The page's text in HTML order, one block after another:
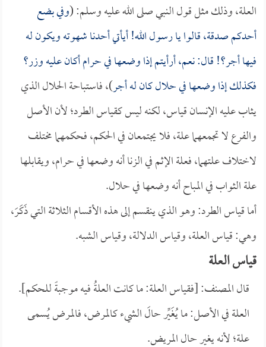
العلة، وذلك مثل قول النبي صلى الله عليه وسلم: (وفي بضع
أحدكم صدقة، قالوا يا رسول الله! أيأتي أحدنا شهوته ويكون له
فيها أجر؟! قال: نعم، أرأيتم إذا وضعها في حرام أكان عليه وزر؟
فكذلك إذا وضعها في حلال كان له أجر)، فاستباحة الحلال الذي
يثاب عليه الإنسان قياس، لكنه ليس كقياس الطرد؛ لأن الأصل
والفرع لا تجمعهما علة، فلا يجتمعان في الحكم، فحكمهما مختلف
لاختلاف علتهما، فعلة الإثم في الزنا أنه وضعها في حرام، ويقابلها
علة الثواب في المباح أنه وضعها في حلال.
أما قياس الطرد: وهو الذي ينقسم إلى هذه الأقسام الثلاثة التي ذَكَرَ،
وهي: قياس العلة، وقياس الدلالة، وقياس الشبه.
قياس العلة
قال المصنف: [فقياس العلة: ما كانت العلةُ فيه موجبةً للحكم].
العلة في الأصل: ما يُغَيِّر حالَ الشيء كالمرض، فالمرض يُسمى
علة؛ لأنه يغير حال المريض.